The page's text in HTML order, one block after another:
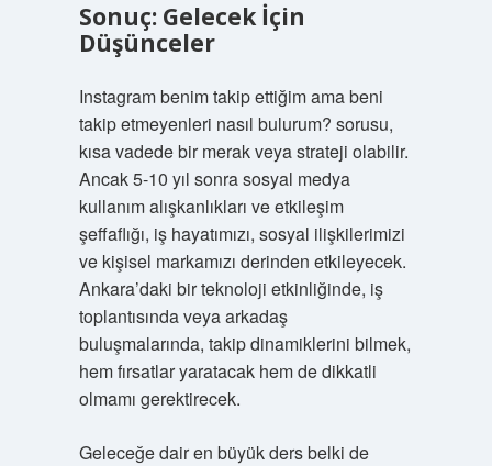
Sonuç: Gelecek İçin
Düşünceler
Instagram benim takip ettiğim ama beni
takip etmeyenleri nasıl bulurum? sorusu,
kısa vadede bir merak veya strateji olabilir.
Ancak 5-10 yıl sonra sosyal medya
kullanım alışkanlıkları ve etkileşim
şeffaflığı, iş hayatımızı, sosyal ilişkilerimizi
ve kişisel markamızı derinden etkileyecek.
Ankara’daki bir teknoloji etkinliğinde, iş
toplantısında veya arkadaş
buluşmalarında, takip dinamiklerini bilmek,
hem fırsatlar yaratacak hem de dikkatli
olmamı gerektirecek.
Geleceğe dair en büyük ders belki de